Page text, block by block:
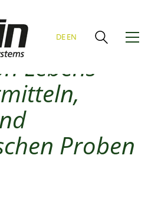
DEEN
für
Lebens-
Proben